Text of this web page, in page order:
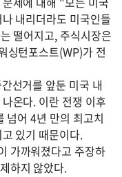
내리더라도 미국인들
떨어지고, 주식시장은
싱턴포스트(WP)가 전
선거를 앞둔 미국 내
온다. 이란 전쟁 이후
넘어 4년 만의 최고치
있기 때문이다.
가까워졌다고 주장하
하지 않았다.